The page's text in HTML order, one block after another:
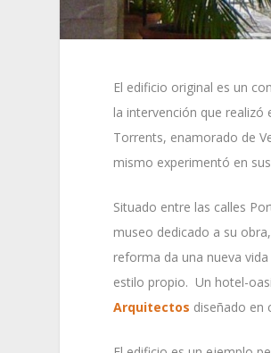
El edificio original es un
la intervención que realizó
Torrents, enamorado de
mismo experimentó en
Situado entre las calles
museo dedicado a su
reforma da una nueva
estilo propio. Un hotel-
Arquitectos diseñado en